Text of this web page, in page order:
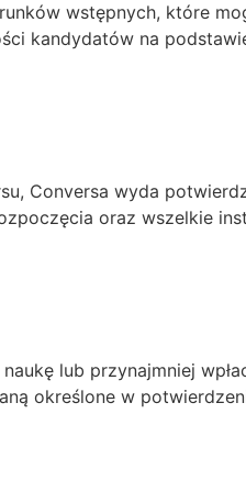
wstępnych, które
kandydatów na
Conversa wyda
oraz wszelkie
lub przynajmniej
określone w